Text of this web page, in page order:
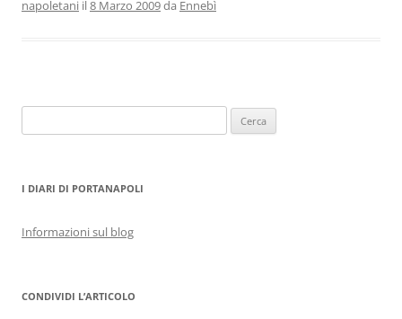
napoletani il8 Marzo 2009da Ennebì
per:
I DIARI DI PORTANAPOLI
Informazioni sul blog
CONDIVIDI L’ARTICOLO